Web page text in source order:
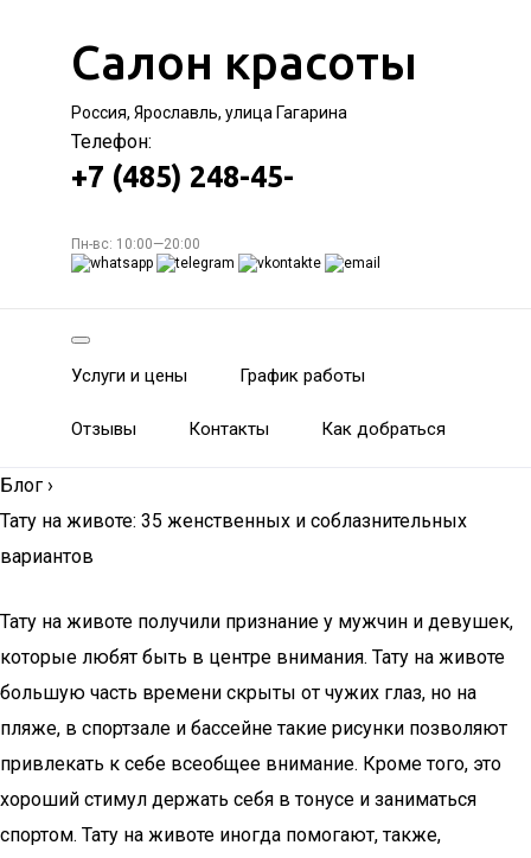
Салон красоты
Россия, Ярославль, улица Гагарина
Телефон:
+7 (485) 248-45-
Пн-вс: 10:00—20:00
Услуги и цены График работы
Отзывы Контакты Как добраться
Блог ›
Тату на животе: 35 женственных и соблазнительных
вариантов
Тату на животе получили признание у мужчин и девушек,
которые любят быть в центре внимания. Тату на животе
большую часть времени скрыты от чужих глаз, но на
пляже, в спортзале и бассейне такие рисунки позволяют
привлекать к себе всеобщее внимание. Кроме того, это
хороший стимул держать себя в тонусе и заниматься
спортом. Тату на животе иногда помогают, также,